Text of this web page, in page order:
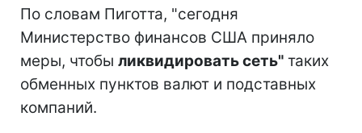
По словам Пиготта, "сегодня
Министерство финансов США приняло
меры, чтобы ликвидировать сеть" таких
обменных пунктов валют и подставных
компаний.